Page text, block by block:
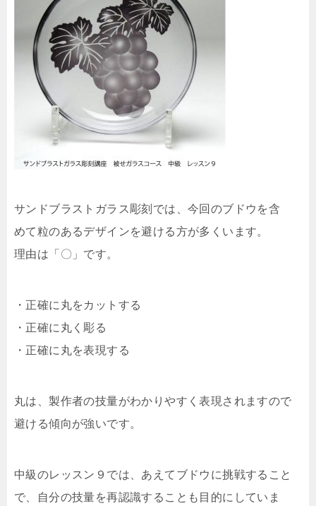
サンドブラストガラス彫刻では、今回のブドウを含
めて粒のあるデザインを避ける方が多くいます。
理由は「〇」です。
・正確に丸をカットする
・正確に丸く彫る
・正確に丸を表現する
丸は、製作者の技量がわかりやすく表現されますので
避ける傾向が強いです。
中級のレッスン９では、あえてブドウに挑戦すること
で、自分の技量を再認識することも目的にしていま